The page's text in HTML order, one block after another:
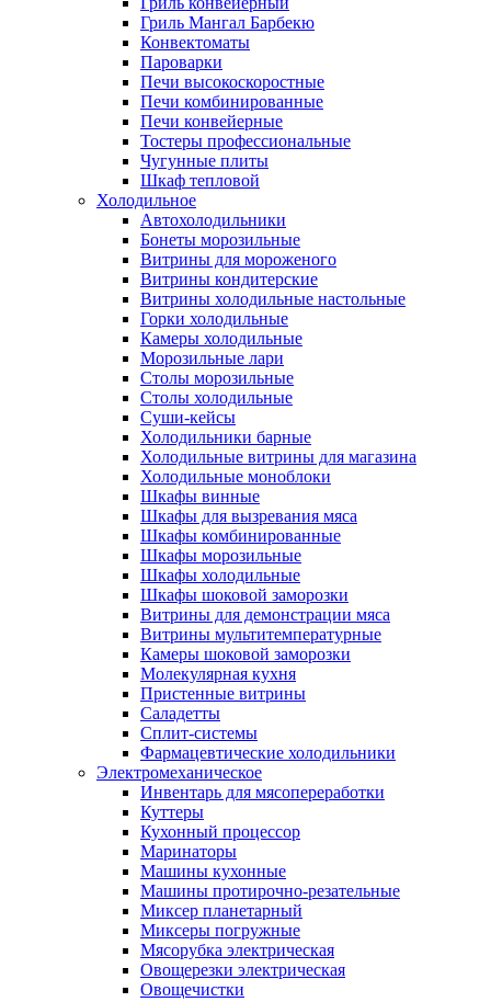
Гриль Мангал Барбекю
Конвектоматы
Пароварки
Печи высокоскоростные
Печи комбинированные
Печи конвейерные
Тостеры профессиональные
Чугунные плиты
Шкаф тепловой
Холодильное
Автохолодильники
Бонеты морозильные
Витрины для мороженого
Витрины кондитерские
Витрины холодильные настольные
Горки холодильные
Камеры холодильные
Морозильные лари
Столы морозильные
Столы холодильные
Суши-кейсы
Холодильники барные
Холодильные витрины для магазина
Холодильные моноблоки
Шкафы винные
Шкафы для вызревания мяса
Шкафы комбинированные
Шкафы морозильные
Шкафы холодильные
Шкафы шоковой заморозки
Витрины для демонстрации мяса
Витрины мультитемпературные
Камеры шоковой заморозки
Молекулярная кухня
Пристенные витрины
Саладетты
Сплит-системы
Фармацевтические холодильники
Электромеханическое
Инвентарь для мясопереработки
Куттеры
Кухонный процессор
Маринаторы
Машины кухонные
Машины протирочно-резательные
Миксер планетарный
Миксеры погружные
Мясорубка электрическая
Овощерезки электрическая
Овощечистки